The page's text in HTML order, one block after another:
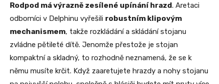
Rodpod má výrazně zesílené upínání hrazd. Aretaci
odborníci v Delphinu vyřešili robustním klipovým
mechanismem, takže rozkládání a skládání stojanu
zvládne pětileté dítě. Jenomže přestože je stojan
kompaktní a skladný, to rozhodně neznamená, že se k
němu musíte krčit. Když zaaretujete hrazdy a nohy stojanu